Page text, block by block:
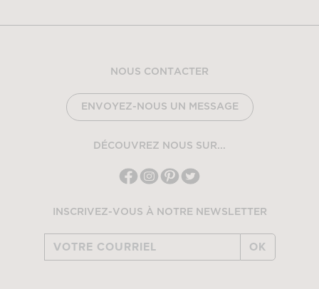
NOUS CONTACTER
ENVOYEZ-NOUS UN MESSAGE
DÉCOUVREZ NOUS SUR...
INSCRIVEZ-VOUS À NOTRE NEWSLETTER
OK